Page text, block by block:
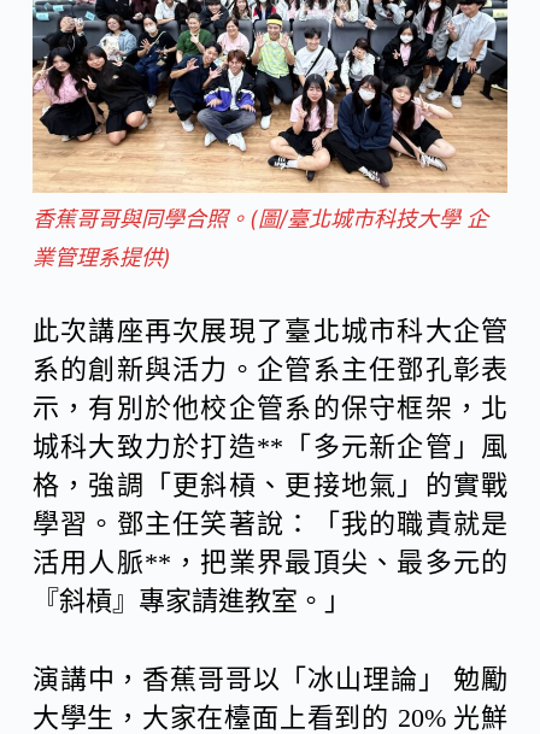
香蕉哥哥與同學合照。(圖/臺北城市科技大學 企
業管理系提供)
此次講座再次展現了臺北城市科大企管
系的創新與活力。企管系主任鄧孔彰表
示，有別於他校企管系的保守框架，北
城科大致力於打造**「多元新企管」風
格，強調「更斜槓、更接地氣」的實戰
學習。鄧主任笑著說：「我的職責就是
活用人脈**，把業界最頂尖、最多元的
『斜槓』專家請進教室。」
演講中，香蕉哥哥以「冰山理論」 勉勵
大學生，大家在檯面上看到的 20% 光鮮